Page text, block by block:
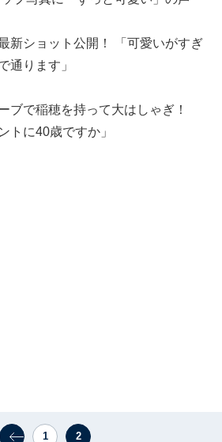
新ショット公開！ 「可愛いがすぎ
通ります」
ブで稲穂を持って大はしゃぎ！
トに40歳ですか」
1 2